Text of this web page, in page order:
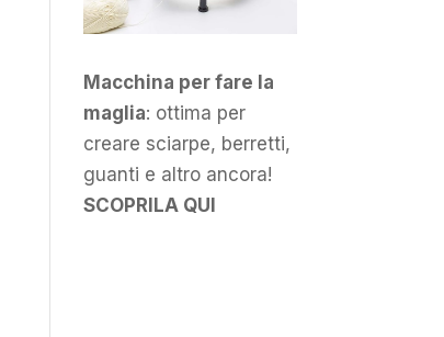
Macchina per fare la
maglia: ottima per
creare sciarpe, berretti,
guanti e altro ancora!
SCOPRILA QUI